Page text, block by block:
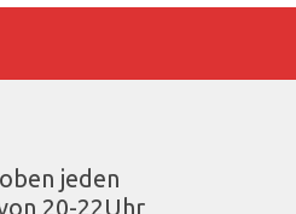
jeden
20-22Uhr